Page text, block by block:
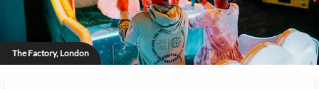
The Factory, London